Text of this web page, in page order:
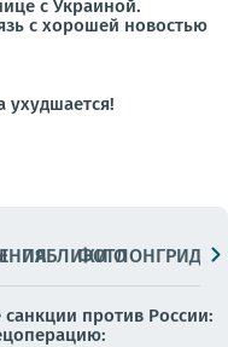
с Украиной.
с хорошей новостью
ухудшается!
ПАБЛИКИ
ФОТОЛОНГРИДЫ
против России: